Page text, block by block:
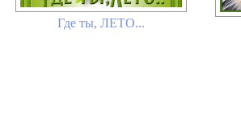
Где ты, ЛЕТО...